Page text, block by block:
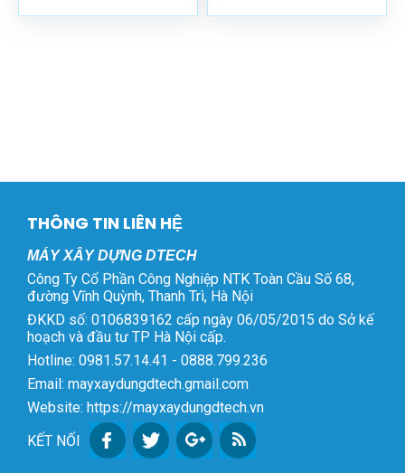
THÔNG TIN LIÊN HỆ
MÁY XÂY DỰNG DTECH
Công Ty Cổ Phần Công Nghiệp NTK Toàn Cầu Số 68,
đường Vĩnh Quỳnh, Thanh Trì, Hà Nội
ĐKKD số: 0106839162 cấp ngày 06/05/2015 do Sở kế
hoạch và đầu tư TP Hà Nội cấp.
Hotline: 0981.57.14.41 - 0888.799.236
Email: mayxaydungdtech.gmail.com
Website: https://mayxaydungdtech.vn
KẾT NỐI